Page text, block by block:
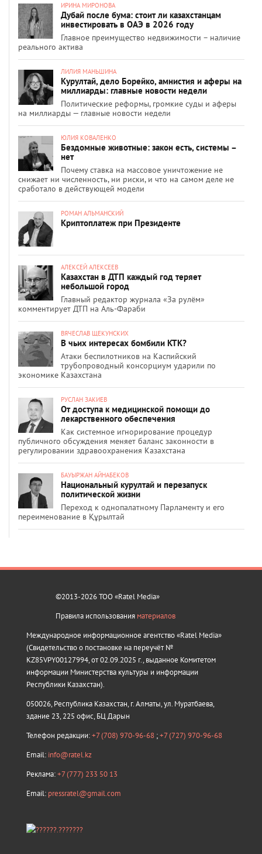
ИРИНА МИРОНОВА
Дубай после бума: стоит ли казахстанцам
инвестировать в ОАЭ в 2026 году
Главное преимущество недвижимости – наличие
реального актива
ЛИЛИЯ МАНЬШИНА
Курултай, дело Борейко, амнистия и аферы на
миллиарды: главные новости недели
Политические реформы, громкие суды и аферы
на миллиарды — главные новости недели
ЮЛИЯ КОВАЛЕНКО
Бездомные животные: закон есть, системы –
нет
Почему ставка на массовое уничтожение не
снижает ни численность, ни риски, и что на самом деле не
сработало в действующей модели
РОМАН АЛЬМАНСКИЙ
Криптоплатеж при Президенте
АЛЕКСЕЙ АЛЕКСЕЕВ
Казахстан в ДТП каждый год теряет
небольшой город
Главный редактор журнала «За рулём»
комментирует ДТП на Аль-Фараби
ВЯЧЕСЛАВ ЩЕКУНСКИХ
В чьих интересах бомбили КТК?
Атаки беспилотников на Каспийский
трубопроводный консорциум ударили по
экономике Казахстана
РУСЛАН ЗАКИЕВ
От доступа к медицинской помощи до
лекарственного обеспечения
Как системное игнорирование процедур
публичного обсуждения меняет баланс законности в
регулировании здравоохранения Казахстана
БАУЫРЖАН АЙНАБЕКОВ
Национальный курултай и перезапуск
политической жизни
Переход к однопалатному Парламенту и его
переименование в Құрылтай
©2013-2026 ТОО «Ratel Media»
Правила использования материалов
Международное информационное агентство «Ratel Media»
(Свидетельство о постановке на переучёт №
KZ85VPY00127994, от 02.09.2025 г., выданное Комитетом
информации Министерства культуры и информации
Республики Казахстан).
050026, Республика Казахстан, г. Алматы, ул. Муратбаева,
здание 23, 225 офис, БЦ Дарын
Телефон редакции:+7 (708) 970-96-68 ;+7 (727) 970-96-68
Email: info@ratel.kz
Реклама:+7 (777) 233 50 13
Email: pressratel@gmail.com